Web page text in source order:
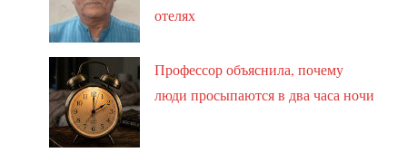
отелях
Профессор объяснила, почему
люди просыпаются в два часа ночи